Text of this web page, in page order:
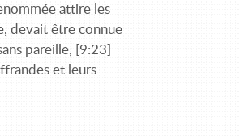
attire les
devait être connue
pareille, [9:23]
et leurs